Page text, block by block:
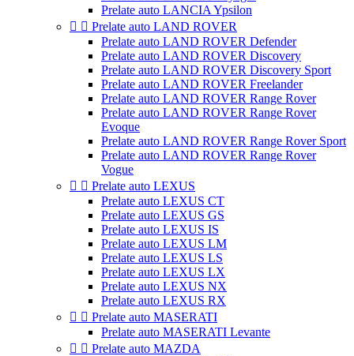
Prelate auto LANCIA Ypsilon
  Prelate auto LAND ROVER
Prelate auto LAND ROVER Defender
Prelate auto LAND ROVER Discovery
Prelate auto LAND ROVER Discovery Sport
Prelate auto LAND ROVER Freelander
Prelate auto LAND ROVER Range Rover
Prelate auto LAND ROVER Range Rover
Evoque
Prelate auto LAND ROVER Range Rover Sport
Prelate auto LAND ROVER Range Rover
Vogue
  Prelate auto LEXUS
Prelate auto LEXUS CT
Prelate auto LEXUS GS
Prelate auto LEXUS IS
Prelate auto LEXUS LM
Prelate auto LEXUS LS
Prelate auto LEXUS LX
Prelate auto LEXUS NX
Prelate auto LEXUS RX
  Prelate auto MASERATI
Prelate auto MASERATI Levante
  Prelate auto MAZDA